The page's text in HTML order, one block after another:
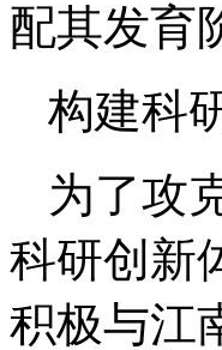
配其发育
构建科
为了攻
科研创新
积极与江